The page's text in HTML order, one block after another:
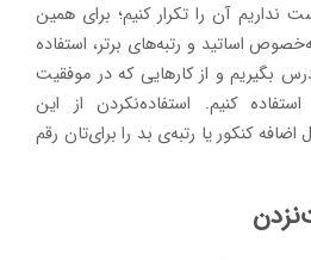
آن را تکرار کنیم؛ برای همین
اساتید و رتبه‌های برتر، استفاده
بگیریم و از کارهایی که در موفقیت
کنیم. استفاده‌نکردن از این
کنکور یا رتبه‌ی بد را برای‌تان رقم